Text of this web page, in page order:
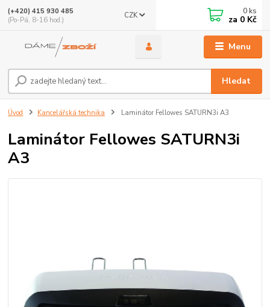
Menu
CZK
Hledat
(+420) 415 930 485
(Po-Pá, 8-16 hod.)
0 ks
za 0 Kč
Úvod Kancelářská technika Laminátor Fellowes SATURN3i A3
Laminátor Fellowes SATURN3i
A3